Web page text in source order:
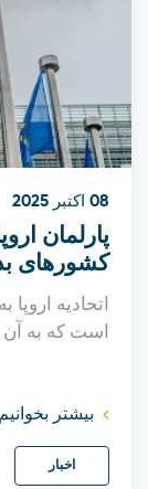
08 اکتبر 2025
پارلمان
کشورهای
اتحادیه
است که به
بیشتر بخوانیم
اخبار